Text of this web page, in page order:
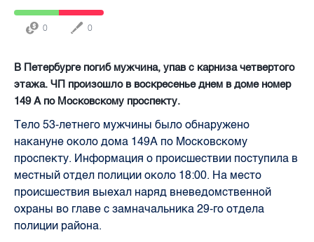
0 0
В Петербурге погиб мужчина, упав с карниза четвертого
этажа. ЧП произошло в воскресенье днем в доме номер
149 А по Московскому проспекту.
Тело 53-летнего мужчины было обнаружено
накануне около дома 149А по Московскому
проспекту. Информация о происшествии поступила в
местный отдел полиции около 18:00. На место
происшествия выехал наряд вневедомственной
охраны во главе с замначальника 29-го отдела
полиции района.